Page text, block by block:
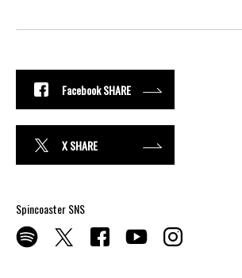
Facebook SHARE
X SHARE
Spincoaster SNS